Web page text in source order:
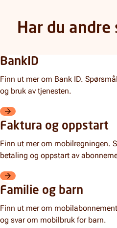
Har du andre
BankID
Finn ut mer om Bank ID.
og bruk av tjenesten.
BankID
Faktura og oppstart
Finn ut mer om mobilregningen.
betaling og oppstart av
Faktura og oppstart
Familie og barn
Finn ut mer om
og svar om mobilbruk for barn.